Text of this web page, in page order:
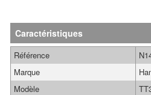
Caractéristiques
Référence
Marque
Modèle